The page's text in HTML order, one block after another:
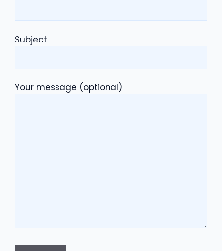
Subject
Your message (optional)